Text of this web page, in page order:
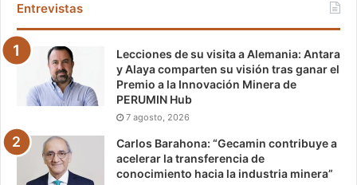
Entrevistas
Lecciones de su visita a Alemania: Antara
y Alaya comparten su visión tras ganar el
Premio a la Innovación Minera de
PERUMIN Hub
7 agosto, 2026
Carlos Barahona: “Gecamin contribuye a
acelerar la transferencia de
conocimiento hacia la industria minera”